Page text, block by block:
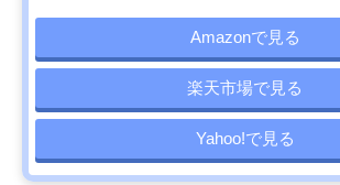
Amazonで見る
楽天市場で見る
Yahoo!で見る